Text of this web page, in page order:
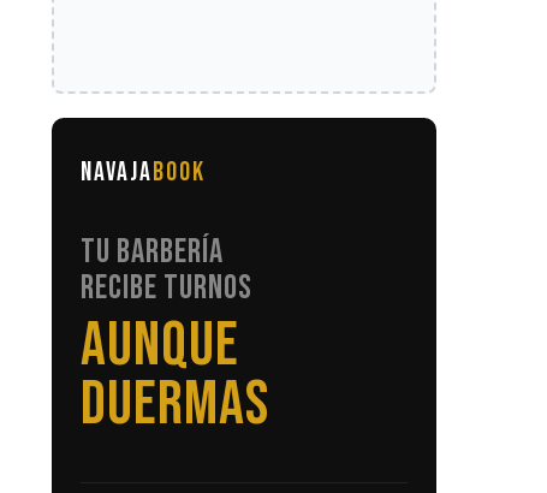
NAVAJABOOK
TU BARBERÍA
RECIBE TURNOS
SIN LLAMADAS